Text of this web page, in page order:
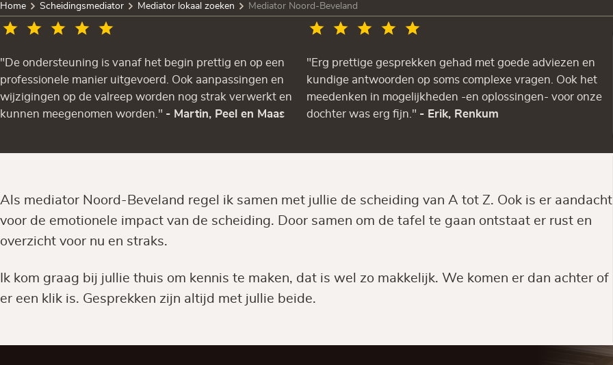
Home Scheidingsmediator Mediator lokaal zoeken Mediator Noord-Beveland
"De ondersteuning is vanaf het begin prettig en op een
professionele manier uitgevoerd. Ook aanpassingen en
wijzigingen op de valreep worden nog strak verwerkt en
kunnen meegenomen worden." - Martin, Peel en Maas
"Erg prettige gesprekken gehad met goede adviezen en
kundige antwoorden op soms complexe vragen. Ook het
meedenken in mogelijkheden -en oplossingen- voor onze
dochter was erg fijn." - Erik, Renkum
Als mediator Noord-Beveland regel ik samen met jullie de scheiding van A tot Z. Ook is er aandacht
voor de emotionele impact van de scheiding. Door samen om de tafel te gaan ontstaat er rust en
overzicht voor nu en straks.
Ik kom graag bij jullie thuis om kennis te maken, dat is wel zo makkelijk. We komen er dan achter of
er een klik is. Gesprekken zijn altijd met jullie beide.